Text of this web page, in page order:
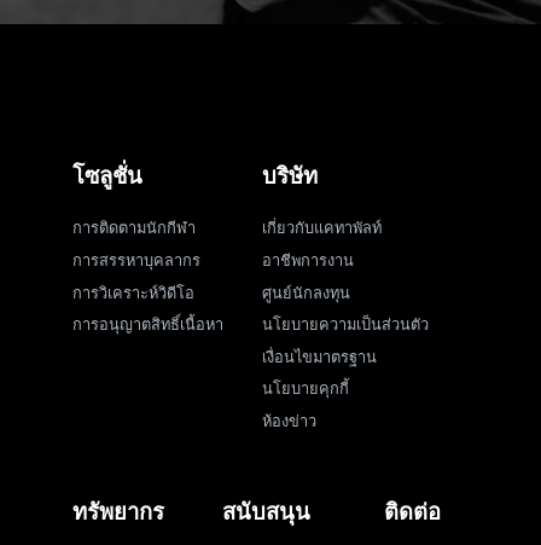
โซลูชั่น
การติดตามนักกีฬา
การสรรหาบุคลากร
การวิเคราะห์วิดีโอ
การอนุญาตสิทธิ์เนื้อหา
บริษัท
เกี่ยวกับแคทาพัลท์
อาชีพการงาน
ศูนย์นักลงทุน
นโยบายความเป็นส่วนตัว
เงื่อนไขมาตรฐาน
นโยบายคุกกี้
ห้องข่าว
ทรัพยากร สนับสนุน ติดต่อ